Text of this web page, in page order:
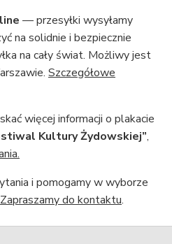
— przesyłki wysyłamy
na solidnie i bezpiecznie
na cały świat. Możliwy jest
Szczegółowe
więcej informacji o plakacie
Kultury Żydowskiej”,
i pomogamy w wyborze
Zapraszamy do kontaktu.